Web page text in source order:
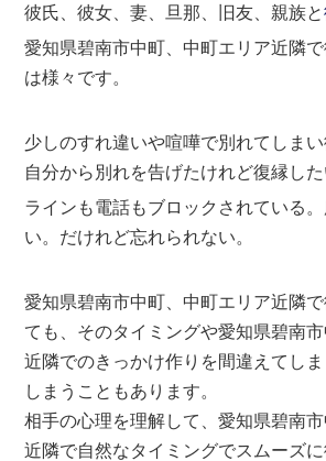
彼氏、彼女、妻、旦那、旧友、親族と
愛知県碧南市中町、中町エリア近隣
は様々です。
少しのすれ違いや喧嘩で別れてしまい
自分から別れを告げたけれど復縁した
ラインも電話もブロックされている
い。だけれど忘れられない。
愛知県碧南市中町、中町エリア近隣
ても、そのタイミングや愛知県碧南
近隣でのきっかけ作りを間違えてし
しまうこともあります。
相手の心理を理解して、愛知県碧南
近隣で自然なタイミングでスムーズ